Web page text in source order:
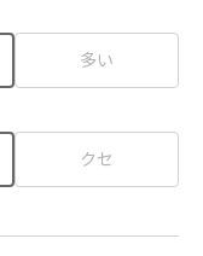
多い
クセ